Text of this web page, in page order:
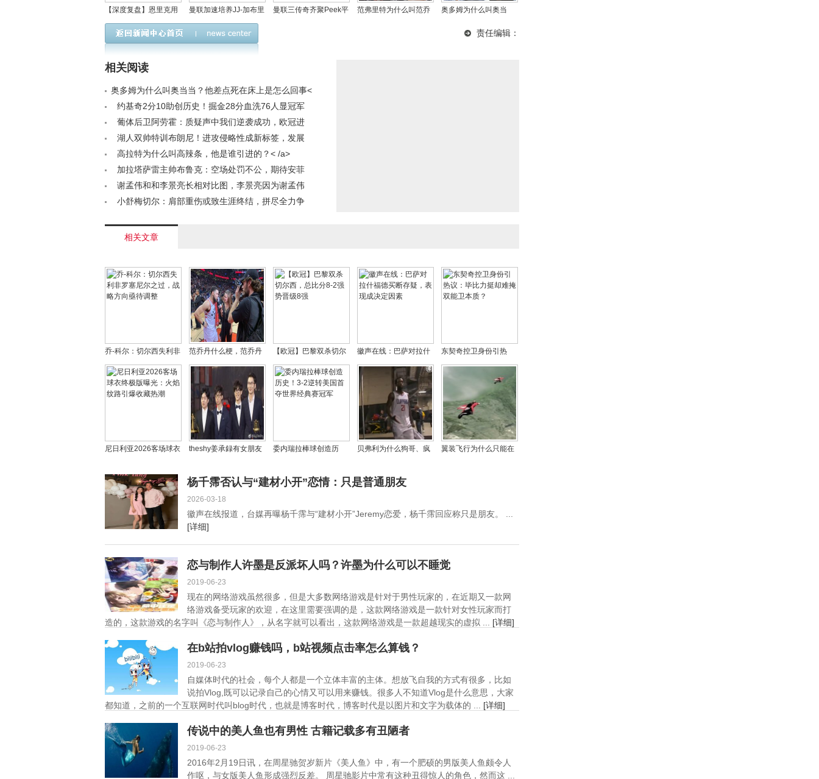
【深度复盘】恩里克用
战术智慧碾压蓝军嫩
帅，巴黎剑指欧冠冠军
曼联加速培养JJ-加布里
埃尔：季前赛或成首秀
舞台，下赛季登陆英超
曼联三传奇齐聚Peek平
范弗里特为什么叫范乔
奥多姆为什么叫奥当
责任编辑：
相关阅读
奥多姆为什么叫奥当当？他差点死在床上是怎么回事<
/a> 约基奇2分10助创历史！掘金28分血洗76人显冠军
相< /a>
葡体后卫阿劳霍：质疑声中我们逆袭成功，欧冠进
球献给家人< /a>
湖人双帅特训布朗尼！进攻侵略性成新标签，发展
联盟历练显成效< /a>
高拉特为什么叫高辣条，他是谁引进的？< /a>
加拉塔萨雷主帅布鲁克：空场处罚不公，期待安菲
尔德创造奇迹< /a>
谢孟伟和和李景亮长相对比图，李景亮因为谢孟伟
被叫嘎子哥< /a>
小舒梅切尔：肩部重伤或致生涯终结，拼尽全力争
相关文章
乔-科尔：切尔西失利非
罗塞尼尔之过，战略方
向亟待调整
范乔丹什么梗，范乔丹
挡子弹是什么意思
【欧冠】巴黎双杀切尔
西，总比分8-2强势晋级
8强
徽声在线：巴萨对拉什
福德买断存疑，表现成
决定因素
东契奇控卫身份引热
议：毕比力挺却难掩双
尼日利亚2026客场球衣
引爆收藏热潮
theshy姜承録有女朋友
炫神？
委内瑞拉棒球创造历
界经典赛冠军
贝弗利为什么狗哥、疯
多少钱？
翼装飞行为什么只能在
杨千霈否认与“建材小开”恋情：只是普通朋友
2026-03-18
徽声在线报道，台媒再曝杨千霈与“建材小开”Jeremy恋爱，杨千霈回应称只是朋友。 ...
[详细]
恋与制作人许墨是反派坏人吗？许墨为什么可以不睡觉
2019-06-23
现在的网络游戏虽然很多，但是大多数网络游戏是针对于男性玩家的，在近期又一款网
络游戏备受玩家的欢迎，在这里需要强调的是，这款网络游戏是一款针对女性玩家而打
造的，这款游戏的名字叫《恋与制作人》，从名字就可以看出，这款网络游戏是一款超越现实的虚拟 ... [详细]
在b站拍vlog赚钱吗，b站视频点击率怎么算钱？
2019-06-23
自媒体时代的社会，每个人都是一个立体丰富的主体。想放飞自我的方式有很多，比如
说拍Vlog,既可以记录自己的心情又可以用来赚钱。很多人不知道Vlog是什么意思，大家
都知道，之前的一个互联网时代叫blog时代，也就是博客时代，博客时代是以图片和文字为载体的 ... [详细]
传说中的美人鱼也有男性 古籍记载多有丑陋者
2019-06-23
2016年2月19日讯，在周星驰贺岁新片《美人鱼》中，有一个肥硕的男版美人鱼颇令人
作呕，与女版美人鱼形成强烈反差。 周星驰影片中常有这种丑得惊人的角色，然而这 ...